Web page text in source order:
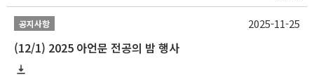
공지사항
(12/1) 2025 아언문 전공의 밤 행사
2025-11-25